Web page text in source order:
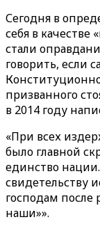
Сегодня в
себя в
стали
говорить, если
призванного
в 2014 году
«При всех
было главной
единство
свидетельству
господам
наши»».